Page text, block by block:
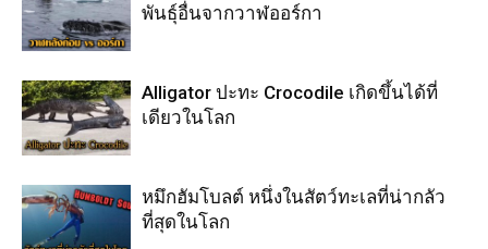
พันธุ์อื่นจากวาฬออร์กา
Alligator ปะทะ Crocodile เกิดขึ้นได้ที่
เดียวในโลก
หมึกฮัมโบลต์ หนึ่งในสัตว์ทะเลที่น่ากลัว
ที่สุดในโลก